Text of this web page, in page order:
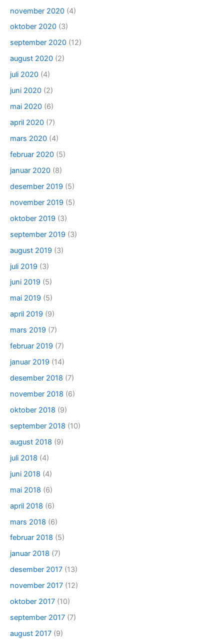
november 2020 (4)
oktober 2020 (3)
september 2020 (12)
august 2020 (2)
juli 2020 (4)
juni 2020 (2)
mai 2020 (6)
april 2020 (7)
mars 2020 (4)
februar 2020 (5)
januar 2020 (8)
desember 2019 (5)
november 2019 (5)
oktober 2019 (3)
september 2019 (3)
august 2019 (3)
juli 2019 (3)
juni 2019 (5)
mai 2019 (5)
april 2019 (9)
mars 2019 (7)
februar 2019 (7)
januar 2019 (14)
desember 2018 (7)
november 2018 (6)
oktober 2018 (9)
september 2018 (10)
august 2018 (9)
juli 2018 (4)
juni 2018 (4)
mai 2018 (6)
april 2018 (6)
mars 2018 (6)
februar 2018 (5)
januar 2018 (7)
desember 2017 (13)
november 2017 (12)
oktober 2017 (10)
september 2017 (7)
august 2017 (9)